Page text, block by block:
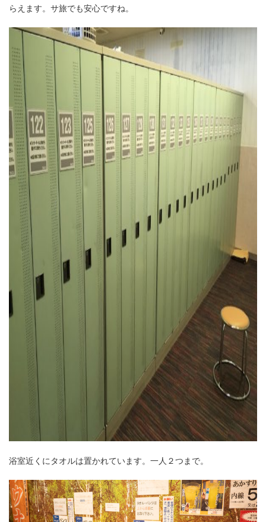
らえます。サ旅でも安心ですね。
浴室近くにタオルは置かれています。一人２つまで。